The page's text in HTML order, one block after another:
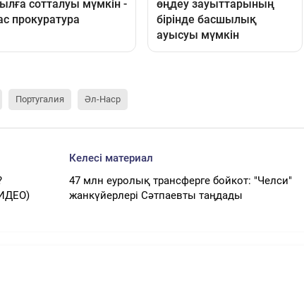
Португалия Әл-Наср
Келесі материал
47 млн еуролық трансферге бойкот: "Челси"
жанкүйерлері Сәтпаевты таңдады